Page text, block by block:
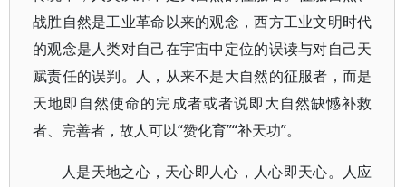
战胜自然是工业革命以来的观念，西方工业文明时代
的观念是人类对自己在宇宙中定位的误读与对自己天
赋责任的误判。人，从来不是大自然的征服者，而是
天地即自然使命的完成者或者说即大自然缺憾补救
者、完善者，故人可以“赞化育”“补天功”。
人是天地之心，天心即人心，人心即天心。人应